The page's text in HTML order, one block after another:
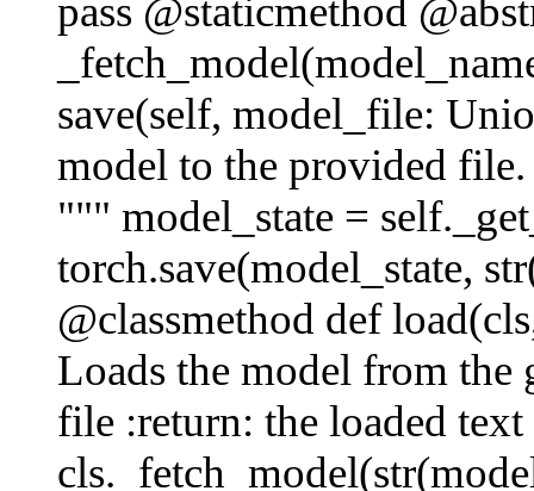
pass @staticmethod
save(self, model_file:
model to the provided
""" model_state =
torch.save(model_state,
@classmethod def
Loads the model from
file :return: the loaded